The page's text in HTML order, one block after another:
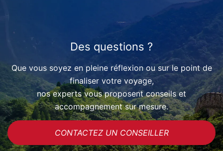
Des questions ?
Que vous soyez en pleine réflexion ou sur le point de
finaliser votre voyage,
nos experts vous proposent conseils et
accompagnement sur mesure.
CONTACTEZ UN CONSEILLER